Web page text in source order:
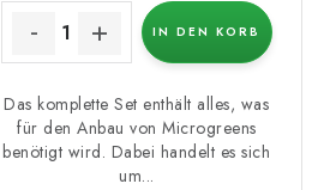
IN DEN KORB
Das komplette Set enthält alles, was
für den Anbau von Microgreens
benötigt wird. Dabei handelt es sich
um...